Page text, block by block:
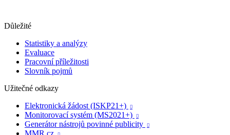
Důležité
Statistiky a analýzy
Evaluace
Pracovní příležitosti
Slovník pojmů
Užitečné odkazy
Elektronická žádost (ISKP21+)

Monitorovací systém (MS2021+) 
Generátor nástrojů povinné publicity 
MMR.cz